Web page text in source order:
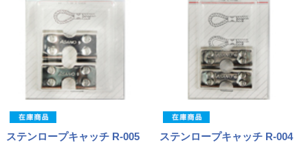
ステンロープキャッチ R-005
ステンロープキャッチ R-004